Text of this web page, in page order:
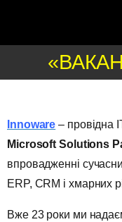
Innoware – провідна
Microsoft Solutions
впровадженні
ERP, CRM і хмарних
Вже 23 роки ми